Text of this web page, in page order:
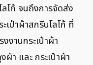
โก้ จนถึงการจัดส่ง
เป๋าผ้าสกรีนโลโก้ ที่
านกระเป๋าผ้า
า และ กระเป๋าผ้า